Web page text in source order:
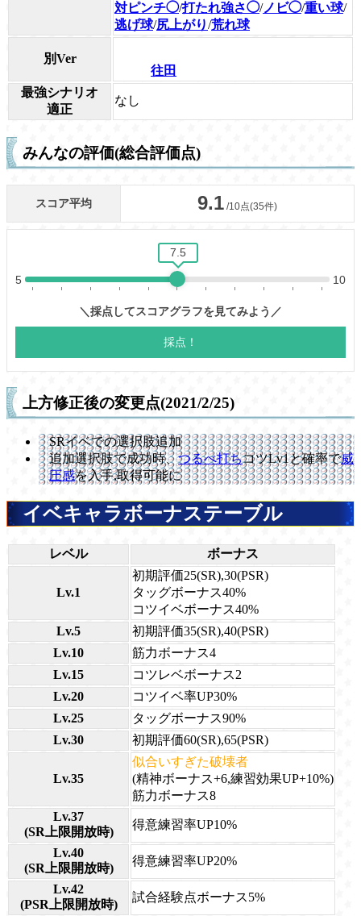
対ピンチ◯/打たれ強さ◯/ノビ◯/重い球/
逃げ球/尻上がり/荒れ球
別Ver
往田
最強シナリオ
適正
なし
みんなの評価(総合評価点)
上方修正後の変更点(2021/2/25)
SRイベでの選択肢追加
追加選択肢で成功時、つるべ打ちコツLv1と確率で威
圧感を入手,取得可能に
イベキャラボーナステーブル
レベル ボーナス
Lv.1
初期評価25(SR),30(PSR)
タッグボーナス40%
コツイベボーナス40%
Lv.5
初期評価35(SR),40(PSR)
Lv.10
筋力ボーナス4
Lv.15
コツレベボーナス2
Lv.20
コツイベ率UP30%
Lv.25
タッグボーナス90%
Lv.30
初期評価60(SR),65(PSR)
Lv.35
似合いすぎた破壊者
(精神ボーナス+6,練習効果UP+10%)
筋力ボーナス8
Lv.37
(SR上限開放時)
得意練習率UP10%
Lv.40
(SR上限開放時)
得意練習率UP20%
Lv.42
(PSR上限開放時)
試合経験点ボーナス5%